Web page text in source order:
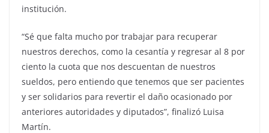
institución.
“Sé que falta mucho por trabajar para recuperar
nuestros derechos, como la cesantía y regresar al 8 por
ciento la cuota que nos descuentan de nuestros
sueldos, pero entiendo que tenemos que ser pacientes
y ser solidarios para revertir el daño ocasionado por
anteriores autoridades y diputados”, finalizó Luisa
Martín.